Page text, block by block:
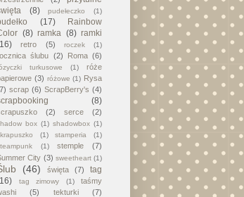
(8) pudełeczko (1)
(17)
Rainbow
(8) ramka (8) ramki
retro (5) roczek (1)
ślubu (2) Roma (6)
turkusowe (1)
róże
(3) różowe (1) Rysa
scrap (6) ScrapBerry's (4)
(8)
(2) serce (2)
box (1) shadowbox (1)
(1) stamperia
(1)
(1) stemple
(7)
City (3) sweetheart (1)
(46) święta (7)
tag
tag zimowy (1)
taśmy
(5) tekturki (7)